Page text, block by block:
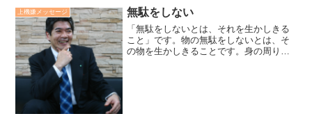
上機嫌メッセージ 無駄をしない
「無駄をしないとは、それを生かしきる
こと」です。物の無駄をしないとは、そ
の物を生かしきることです。身の周りを